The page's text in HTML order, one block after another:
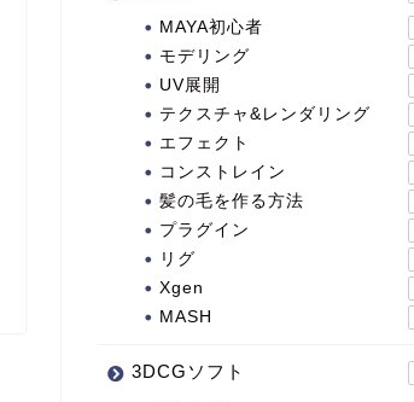
MAYA初心者
モデリング
UV展開
テクスチャ&レンダリング
エフェクト
コンストレイン
髪の毛を作る方法
プラグイン
リグ
Xgen
MASH
3DCGソフト